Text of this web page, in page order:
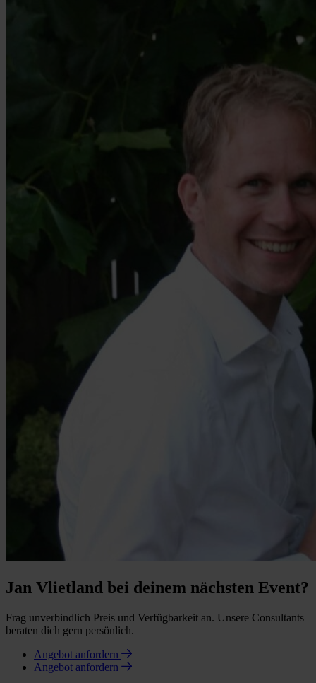
Jan Vlietland bei deinem nächsten Event?
Frag unverbindlich Preis und Verfügbarkeit an. Unsere Consultants
beraten dich gern persönlich.
Angebot anfordern
Angebot anfordern